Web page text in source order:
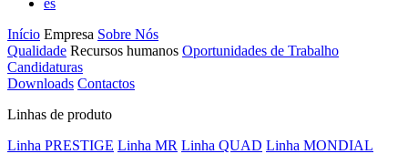
es
Início Empresa Sobre Nós
Qualidade Recursos humanos Oportunidades de Trabalho
Candidaturas
Downloads Contactos
Linhas de produto
Linha PRESTIGE Linha MR Linha QUAD Linha MONDIAL